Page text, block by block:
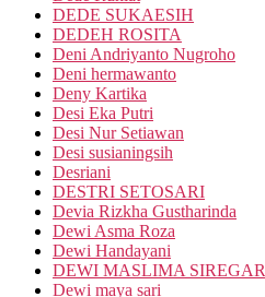
DEDE SUKAESIH
DEDEH ROSITA
Deni Andriyanto Nugroho
Deni hermawanto
Deny Kartika
Desi Eka Putri
Desi Nur Setiawan
Desi susianingsih
Desriani
DESTRI SETOSARI
Devia Rizkha Gustharinda
Dewi Asma Roza
Dewi Handayani
DEWI MASLIMA SIREGAR
Dewi maya sari